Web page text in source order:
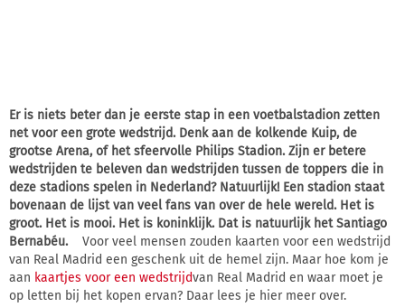
Er is niets beter dan je eerste stap in een voetbalstadion zetten
net voor een grote wedstrijd. Denk aan de kolkende Kuip, de
grootse Arena, of het sfeervolle Philips Stadion. Zijn er betere
wedstrijden te beleven dan wedstrijden tussen de toppers die in
deze stadions spelen in Nederland? Natuurlijk! Een stadion staat
bovenaan de lijst van veel fans van over de hele wereld. Het is
groot. Het is mooi. Het is koninklijk. Dat is natuurlijk het Santiago
Bernabéu.Voor veel mensen zouden kaarten voor een wedstrijd
van Real Madrid een geschenk uit de hemel zijn. Maar hoe kom je
aan kaartjes voor een wedstrijdvan Real Madrid en waar moet je
op letten bij het kopen ervan? Daar lees je hier meer over.